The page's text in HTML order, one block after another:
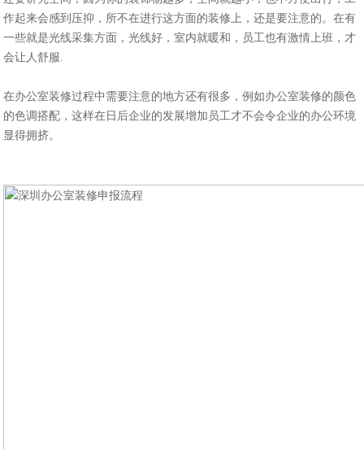
作起来会感到压抑，所不在进行这方面的装修上，还是要注意的。在有
一些就是光线采集方面，光线好，室内就暖和，员工也有激情上班，才
会让人舒服.
在办公室装修过程中需要注意的地方还有很多，例如办公室装修的颜色
的色调搭配，这样在日后企业的发展增加员工才不会令企业的办公环境
显得拥挤。